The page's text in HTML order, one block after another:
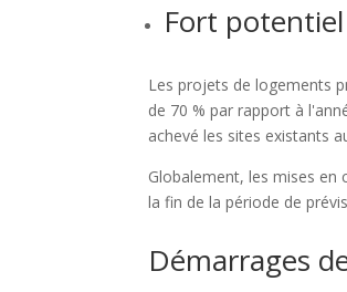
Fort
Les projets de logements
de 70 % par rapport à
achevé les sites existants
Globalement, les mises en
la fin de la période de
Démarrages